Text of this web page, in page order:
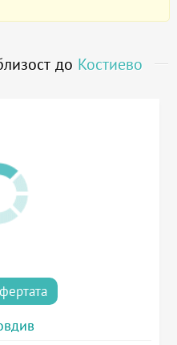
до Костиево